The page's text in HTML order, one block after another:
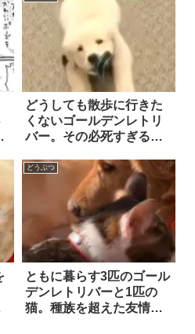
どうしても散歩に行きた
くないゴールデンレトリ
バー。その必死すぎる抵
た！
どうぶつ
ともに暮らす3匹のゴール
デンレトリバーと1匹の
猫。種族を超えた友情を